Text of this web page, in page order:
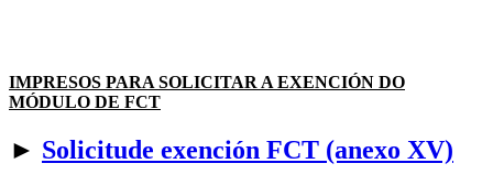
IMPRESOS PARA SOLICITAR A EXENCIÓN DO
MÓDULO DE FCT
► Solicitude exención FCT (anexo XV)